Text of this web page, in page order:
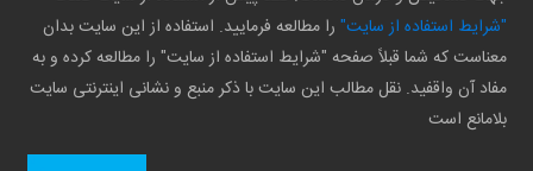
"شرایط استفاده از سایت" را مطالعه فرمایید. استفاده از این سایت بدان
معناست که شما قبلاً صفحه "شرایط استفاده از سایت" را مطالعه کرده و به
مفاد آن واقفید. نقل مطالب این سایت با ذکر منبع و نشانی اینترنتی سایت
بلامانع است